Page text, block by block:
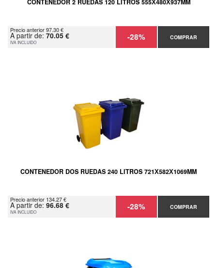
CONTENEDOR 2 RUEDAS 120 LITROS 555Х480Х937MM
Precio anterior 97.30 €
A partir de: 70.05 €
IVA INCLUIDO -28% COMPRAR
CONTENEDOR DOS RUEDAS 240 LITROS 721Х582Х1069MM
Precio anterior 134.27 €
A partir de: 96.68 €
IVA INCLUIDO -28% COMPRAR